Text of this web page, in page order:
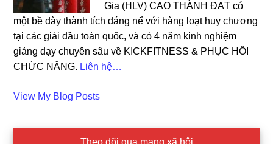
Gia (HLV) CAO THÀNH ĐẠT có
một bề dày thành tích đáng nể với hàng loạt huy chương
tại các giải đầu toàn quốc, và có 4 năm kinh nghiệm
giảng dạy chuyên sâu về KICKFITNESS & PHỤC HỒI
CHỨC NĂNG. Liên hệ…
Cao
View My Blog Posts